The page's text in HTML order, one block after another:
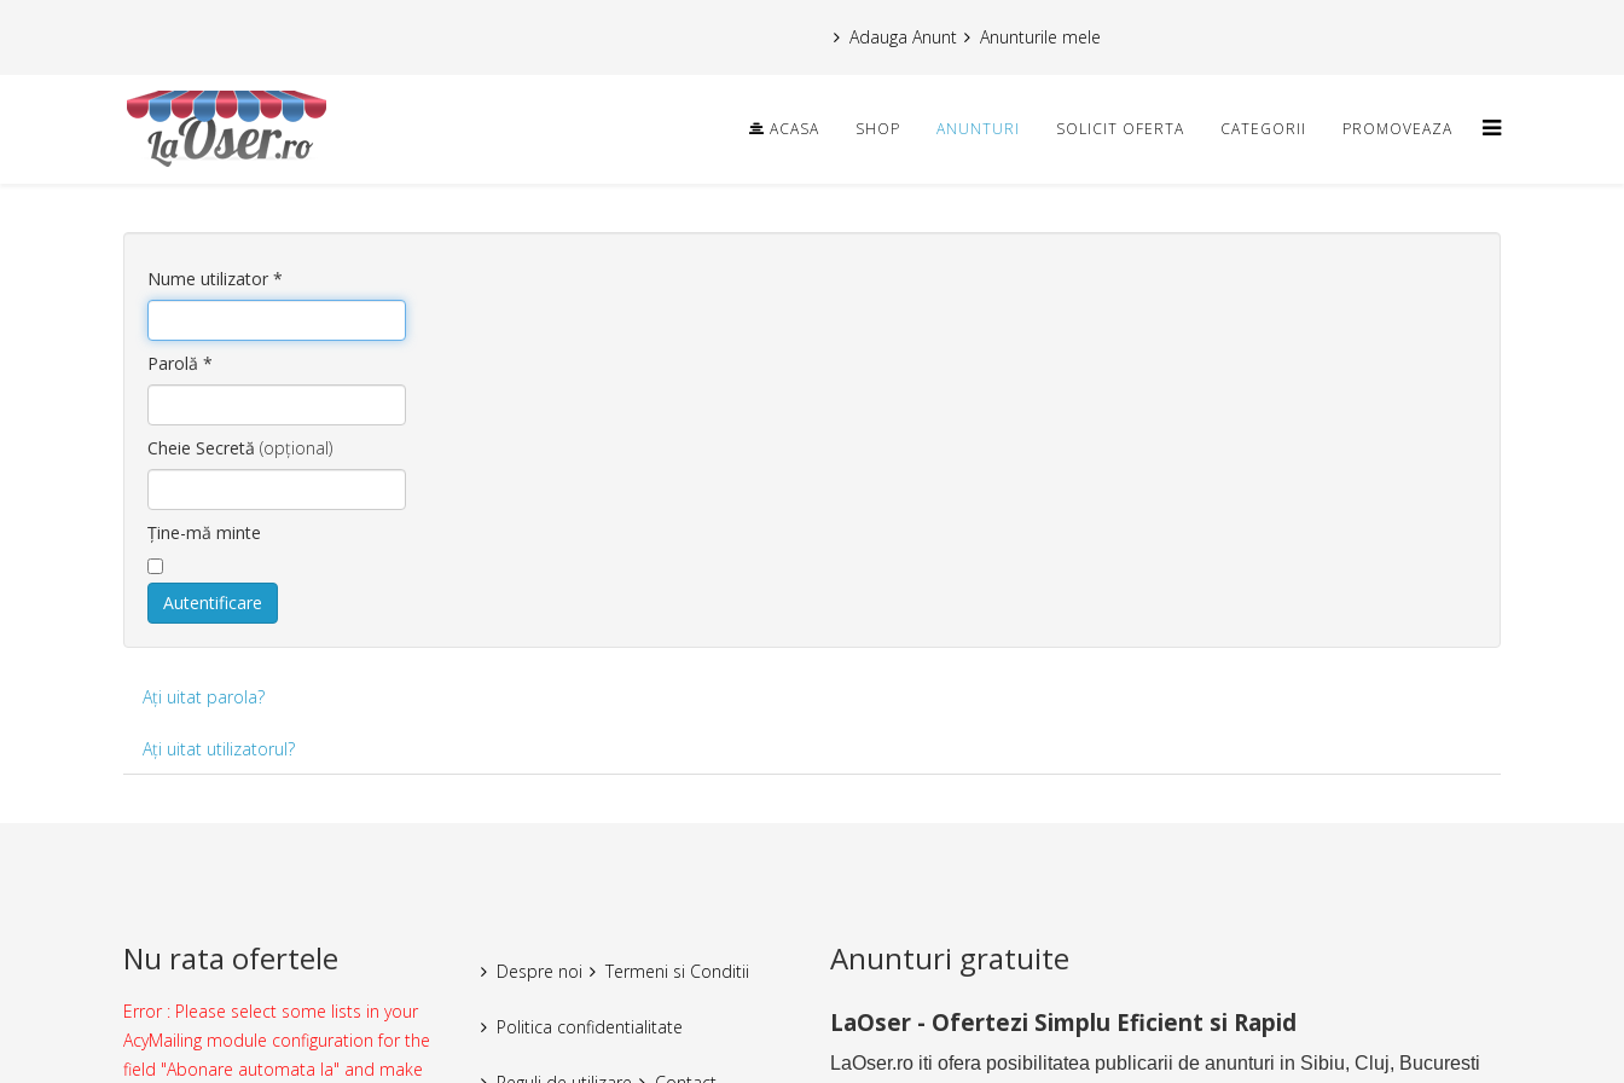
Adauga Anunt Anunturile mele
ACASA SHOP ANUNTURI SOLICIT OFERTA CATEGORII PROMOVEAZA
Nume utilizator *
Parolă *
Cheie Secretă (opțional)
Ține-mă minte
Autentificare
Aţi uitat parola?
Aţi uitat utilizatorul?
Nu rata ofertele
Error : Please select some lists in your
AcyMailing module configuration for the
field "Abonare automata la" and make
Despre noi Termeni si Conditii
Politica confidentialitate
Anunturi gratuite
LaOser - Ofertezi Simplu Eficient si Rapid
LaOser.ro iti ofera posibilitatea publicarii de anunturi in Sibiu, Cluj, Bucuresti